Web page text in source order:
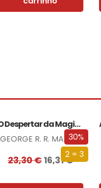
30%
2 = 3
O Despertar da Magia (Edição especial limitada)
GEORGE R. R. MARTIN
23,30€ 16,31€